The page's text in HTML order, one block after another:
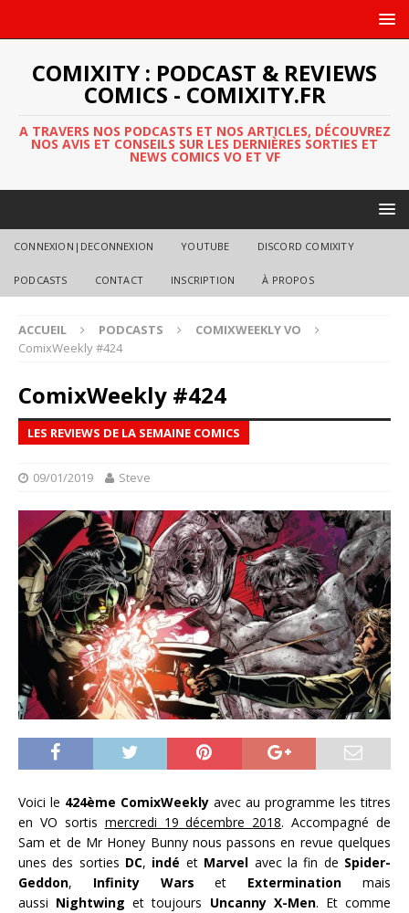
COMIXITY : PODCAST & REVIEWS
COMICS - COMIXITY.FR
A TRAVERS NOS PODCASTS ET NOS ARTICLES, DÉCOUVREZ
NOS AVIS ET CONSEILS SUR LES DERNIÈRES SORTIES ET
NEWS COMICS VO ET VF
CONNEXION|DECONNEXION YOUTUBE DISCORD COMIXITY
PODCASTS CONTACT INSCRIPTION À PROPOS
ACCUEIL PODCASTS
COMIXWEEKLY VO
ComixWeekly #424
ComixWeekly #424
LES REVIEWS DE LA SEMAINE COMICS
09/01/2019 Steve
Voici le 424ème ComixWeekly avec au programme les titres
en VO sortis mercredi 19 décembre 2018. Accompagné de
Sam et de Mr Honey Bunny nous passons en revue quelques
unes des sorties DC, indé et Marvel avec la fin de Spider-
Geddon, Infinity Wars et Extermination mais
aussi Nightwinget toujours Uncanny X-Men. Et comme